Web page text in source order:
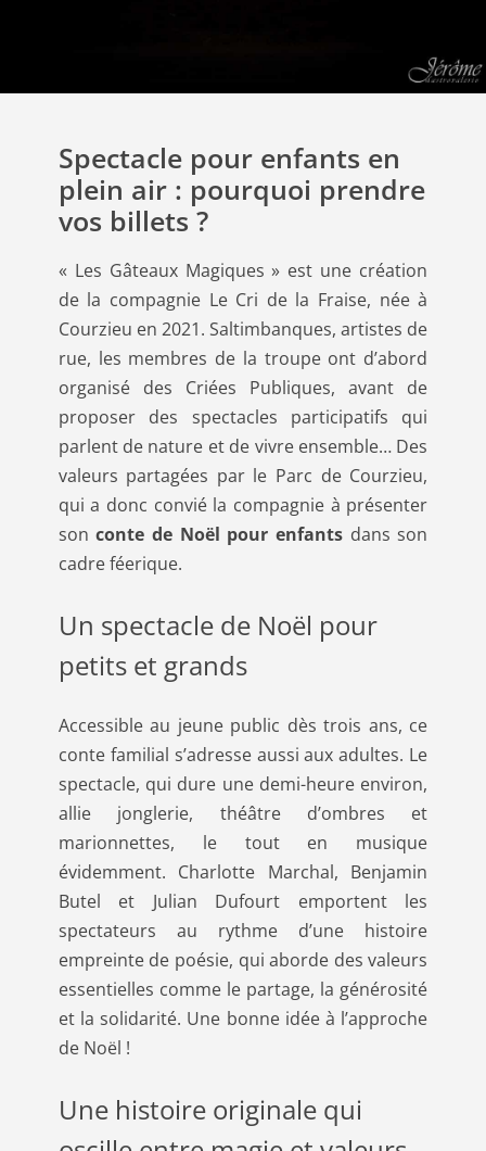
Spectacle pour enfants en
plein air : pourquoi prendre
vos billets ?
« Les Gâteaux Magiques » est une création
de la compagnie Le Cri de la Fraise, née à
Courzieu en 2021. Saltimbanques, artistes de
rue, les membres de la troupe ont d’abord
organisé des Criées Publiques, avant de
proposer des spectacles participatifs qui
parlent de nature et de vivre ensemble… Des
valeurs partagées par le Parc de Courzieu,
qui a donc convié la compagnie à présenter
sonconte de Noël pour enfantsdans son
cadre féerique.
Un spectacle de Noël pour
petits et grands
Accessible au jeune public dès trois ans, ce
conte familial s’adresse aussi aux adultes. Le
spectacle, qui dure une demi-heure environ,
allie jonglerie, théâtre d’ombres et
marionnettes, le tout en musique
évidemment. Charlotte Marchal, Benjamin
Butel et Julian Dufourt emportent les
spectateurs au rythme d’une histoire
empreinte de poésie, qui aborde des valeurs
essentielles comme le partage, la générosité
et la solidarité. Une bonne idée à l’approche
de Noël !
Une histoire originale qui